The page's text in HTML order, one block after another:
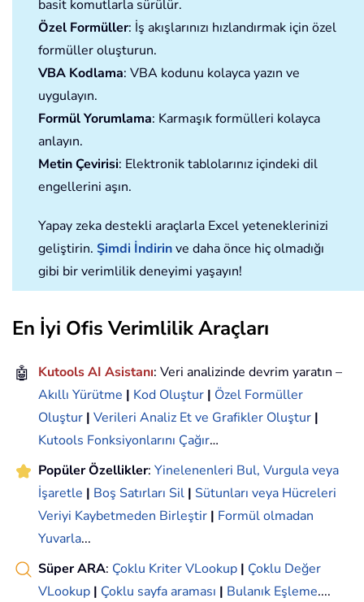
basit komutlarla sürülür.
Özel Formüller: İş akışlarınızı hızlandırmak için özel
formüller oluşturun.
VBA Kodlama: VBA kodunu kolayca yazın ve
uygulayın.
Formül Yorumlama: Karmaşık formülleri kolayca
anlayın.
Metin Çevirisi: Elektronik tablolarınız içindeki dil
engellerini aşın.
Yapay zeka destekli araçlarla Excel yeteneklerinizi
geliştirin. Şimdi İndirinve daha önce hiç olmadığı
gibi bir verimlilik deneyimi yaşayın!
En İyi Ofis Verimlilik Araçları
🤖 Kutools AI Asistanı: Veri analizinde devrim yaratın –
Akıllı Yürütme | Kod Oluştur | Özel Formüller
Oluştur | Verileri Analiz Et ve Grafikler Oluştur |
Kutools Fonksiyonlarını Çağır…
Popüler Özellikler: Yinelenenleri Bul, Vurgula veya
İşaretle | Boş Satırları Sil | Sütunları veya Hücreleri
Veriyi Kaybetmeden Birleştir | Formül olmadan
Yuvarla...
Süper ARA: Çoklu Kriter VLookup | Çoklu Değer
VLookup | Çoklu sayfa araması | Bulanık Eşleme....